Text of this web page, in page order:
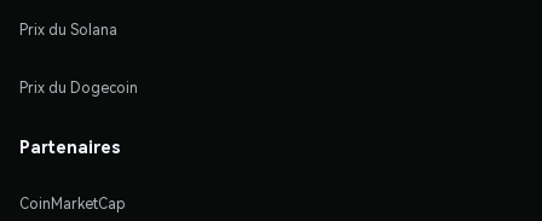
Prix du Solana
Prix du Dogecoin
Partenaires
CoinMarketCap